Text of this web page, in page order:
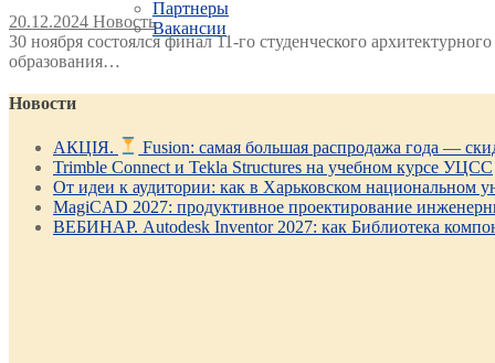
Партнеры
Вакансии
20.12.2024 Новость
30 ноября состоялся финал 11-го студенческого
образования…
Новости
АКЦІЯ. Fusion: самая большая распродажа года —
Trimble Connect и Tekla Structures на учебном курсе УЦСС
От идеи к аудитории: как в Харьковском национальном
MagiCAD 2027: продуктивное проектирование
ВЕБИНАР. Autodesk Inventor 2027: как Библиотека